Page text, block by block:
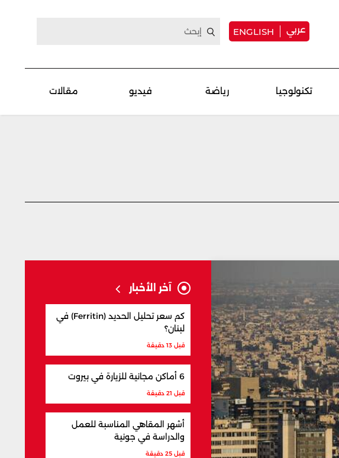
عربي ENGLISH
تكنولوجيا رياضة فيديو مقالات
آخر الأخبار
كم سعر تحليل الحديد (Ferritin) في
لبنان؟
قبل 13 دقيقة
6 أماكن مجانية للزيارة في بيروت
قبل 21 دقيقة
أشهر المقاهي المناسبة للعمل
والدراسة في جونية
قبل 25 دقيقة